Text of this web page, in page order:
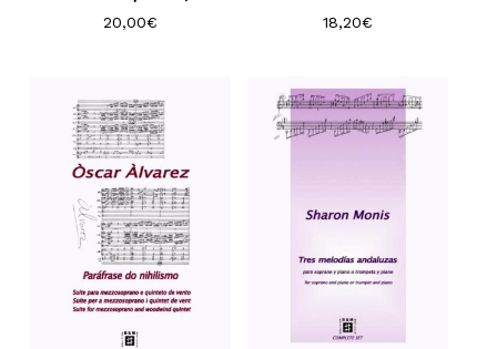
20,00€ 18,20€